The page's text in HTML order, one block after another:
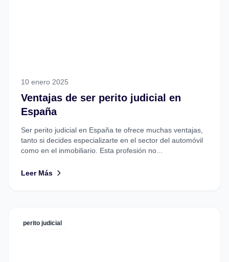
10 enero 2025
Ventajas de ser perito judicial en
España
Ser perito judicial en España te ofrece muchas ventajas,
tanto si decides especializarte en el sector del automóvil
como en el inmobiliario. Esta profesión no...
Leer Más
perito judicial